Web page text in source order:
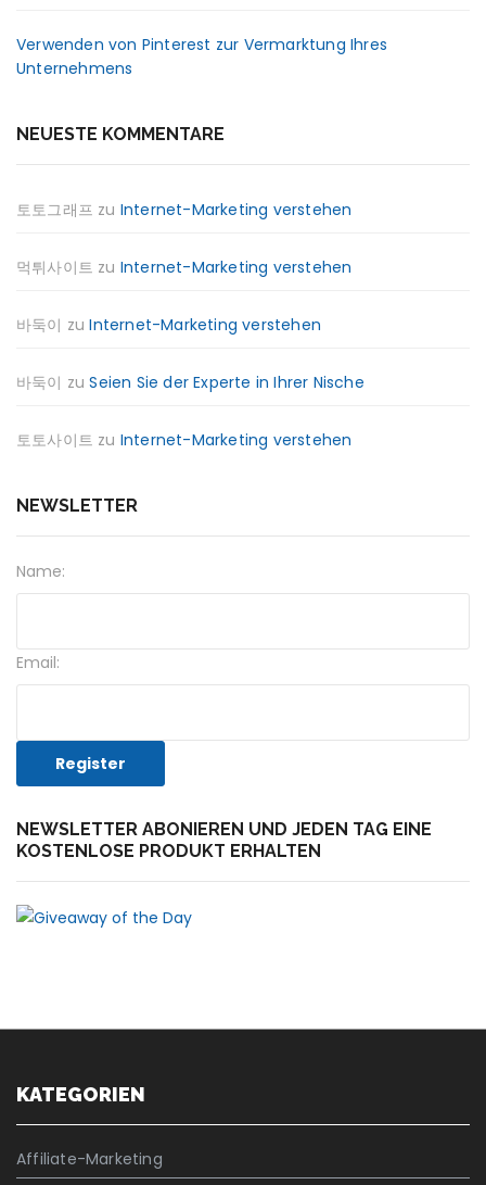
Verwenden von Pinterest zur Vermarktung Ihres
Unternehmens
NEUESTE KOMMENTARE
토토그래프 zu Internet-Marketing verstehen
먹튀사이트 zu Internet-Marketing verstehen
바둑이 zuInternet-Marketing verstehen
바둑이 zuSeien Sie der Experte in Ihrer Nische
토토사이트 zu Internet-Marketing verstehen
NEWSLETTER
Name:
Email:
NEWSLETTER ABONIEREN UND JEDEN TAG EINE
KOSTENLOSE PRODUKT ERHALTEN
KATEGORIEN
Affiliate-Marketing